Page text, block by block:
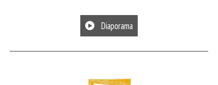
Diaporama